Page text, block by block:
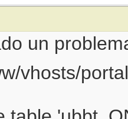
un
vhosts/